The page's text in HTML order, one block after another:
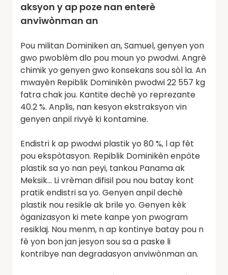
aksyon y ap poze nan enterè
anviwònman an
Pou militan Dominiken an, Samuel, genyen yon
gwo pwoblèm dlo pou moun yo pwodwi. Angrè
chimik yo genyen gwo konsekans sou sòl la. An
mwayèn Repiblik Dominikèn pwodwi 22 557 kg
fatra chak jou. Kantite dechè yo reprezante
40.2 %. Anplis, nan kesyon ekstraksyon vin
genyen anpil rivyè ki kontamine.
Endistri k ap pwodwi plastik yo 80 %, l ap fèt
pou ekspòtasyon. Repiblik Dominikèn enpòte
plastik sa yo nan peyi, tankou Panama ak
Meksik… Li vrèman difisil pou nou batay kont
pratik endistri sa yo. Genyen anpil dechè
plastik nou resikle ak brile yo. Genyen kèk
òganizasyon ki mete kanpe yon pwogram
resiklaj. Nou menm, n ap kontinye batay pou n
fè yon bon jan jesyon sou sa a paske li
kontribye nan degradasyon anviwònman an.